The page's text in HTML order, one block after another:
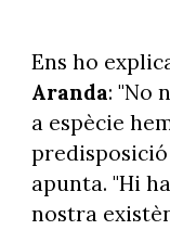
Ens ho
Aranda: "No
a espècie
apunta. "Hi
nostra